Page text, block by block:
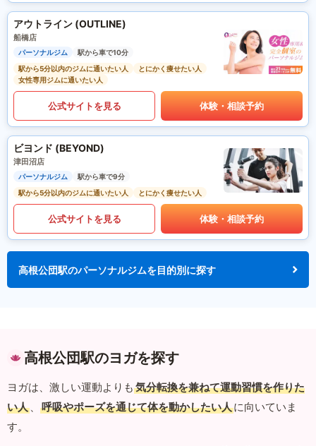
アウトライン (OUTLINE)
船橋店
パーソナルジム
駅から車で10分
駅から5分以内のジムに通いたい人
とにかく痩せたい人
女性専用ジムに通いたい人
公式サイトを見る 体験・相談予約
ビヨンド (BEYOND)
津田沼店
パーソナルジム
駅から車で9分
駅から5分以内のジムに通いたい人
とにかく痩せたい人
公式サイトを見る 体験・相談予約
高根公団駅のパーソナルジムを目的別に探す
高根公団駅のヨガを探す
ヨガは、激しい運動よりも 気分転換を兼ねて運動習慣を作りた
い人 、 呼吸やポーズを通じて体を動かしたい人に向いていま
す。